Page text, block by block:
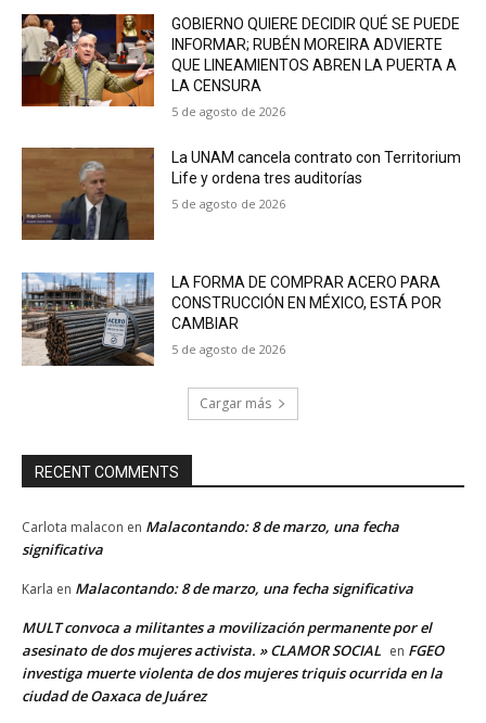
GOBIERNO QUIERE DECIDIR QUÉ SE PUEDE
INFORMAR; RUBÉN MOREIRA ADVIERTE
QUE LINEAMIENTOS ABREN LA PUERTA A
LA CENSURA
5 de agosto de 2026
La UNAM cancela contrato con Territorium
Life y ordena tres auditorías
5 de agosto de 2026
LA FORMA DE COMPRAR ACERO PARA
CONSTRUCCIÓN EN MÉXICO, ESTÁ POR
CAMBIAR
5 de agosto de 2026
Cargar más
RECENT COMMENTS
Carlota malacon en Malacontando: 8 de marzo, una fecha
significativa
Karla en Malacontando: 8 de marzo, una fecha significativa
MULT convoca a militantes a movilización permanente por el
asesinato de dos mujeres activista. » CLAMOR SOCIAL en FGEO
investiga muerte violenta de dos mujeres triquis ocurrida en la
ciudad de Oaxaca de Juárez